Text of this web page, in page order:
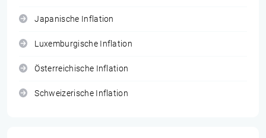
Japanische Inflation
Luxemburgische Inflation
Österreichische Inflation
Schweizerische Inflation